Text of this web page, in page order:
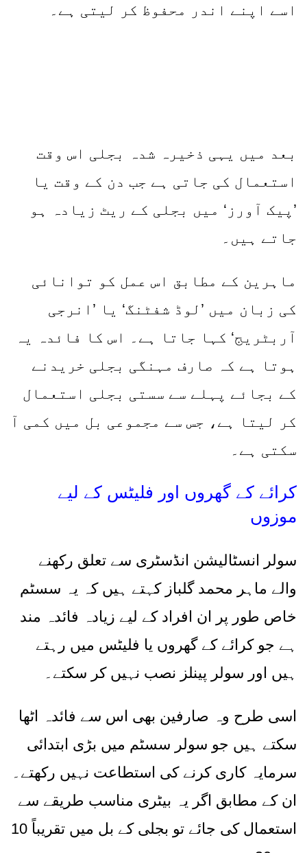
اسے اپنے اندر محفوظ کر لیتی ہے۔
بعد میں یہی ذخیرہ شدہ بجلی اس وقت
استعمال کی جاتی ہے جب دن کے وقت یا
’پیک آورز‘ میں بجلی کے ریٹ زیادہ ہو
جاتے ہیں۔
ماہرین کے مطابق اس عمل کو توانائی
کی زبان میں ’لوڈ شفٹنگ‘ یا ’انرجی
آربٹریج‘ کہا جاتا ہے۔ اس کا فائدہ یہ
ہوتا ہے کہ صارف مہنگی بجلی خریدنے
کے بجائے پہلے سے سستی بجلی استعمال
کر لیتا ہے، جس سے مجموعی بل میں کمی آ
سکتی ہے۔
کرائے کے گھروں اور فلیٹس کے لیے
موزوں
سولر انسٹالیشن انڈسٹری سے تعلق رکھنے
والے ماہر محمد گلباز کہتے ہیں کہ یہ سسٹم
خاص طور پر ان افراد کے لیے زیادہ فائدہ مند
ہے جو کرائے کے گھروں یا فلیٹس میں رہتے
ہیں اور سولر پینلز نصب نہیں کر سکتے۔
اسی طرح وہ صارفین بھی اس سے فائدہ اٹھا
سکتے ہیں جو سولر سسٹم میں بڑی ابتدائی
سرمایہ کاری کرنے کی استطاعت نہیں رکھتے۔
ان کے مطابق اگر یہ بیٹری مناسب طریقے سے
استعمال کی جائے تو بجلی کے بل میں تقریباً 10